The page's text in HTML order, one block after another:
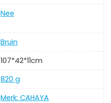
‎Nee
‎Bruin
‎107*42*11cm
‎820 g
Merk: CAHAYA